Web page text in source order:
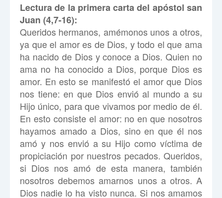
Lectura de la primera carta del apóstol san
Juan (4,7-16):
Queridos hermanos, amémonos unos a otros,
ya que el amor es de Dios, y todo el que ama
ha nacido de Dios y conoce a Dios. Quien no
ama no ha conocido a Dios, porque Dios es
amor. En esto se manifestó el amor que Dios
nos tiene: en que Dios envió al mundo a su
Hijo único, para que vivamos por medio de él.
En esto consiste el amor: no en que nosotros
hayamos amado a Dios, sino en que él nos
amó y nos envió a su Hijo como víctima de
propiciación por nuestros pecados. Queridos,
si Dios nos amó de esta manera, también
nosotros debemos amarnos unos a otros. A
Dios nadie lo ha visto nunca. Si nos amamos